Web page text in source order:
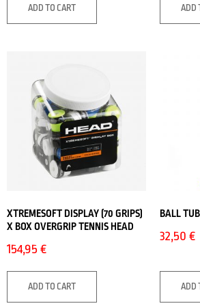
ADD TO CART ADD
XTREMESOFT DISPLAY (70 GRIPS)
X BOX OVERGRIP TENNIS HEAD
154,95€
ADD TO CART
BALL
32,50€
ADD